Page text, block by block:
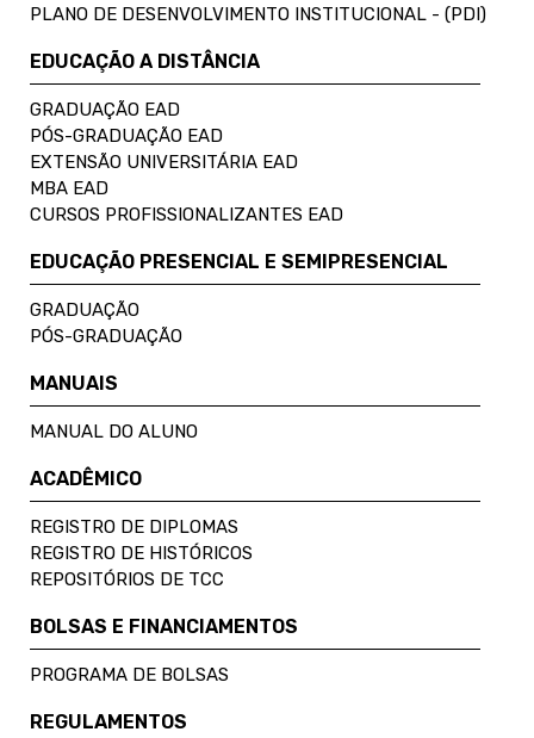
PLANO DE DESENVOLVIMENTO INSTITUCIONAL - (PDI)
EDUCAÇÃO A DISTÂNCIA
GRADUAÇÃO EAD
PÓS-GRADUAÇÃO EAD
EXTENSÃO UNIVERSITÁRIA EAD
MBA EAD
CURSOS PROFISSIONALIZANTES EAD
EDUCAÇÃO PRESENCIAL E SEMIPRESENCIAL
GRADUAÇÃO
PÓS-GRADUAÇÃO
MANUAIS
MANUAL DO ALUNO
ACADÊMICO
REGISTRO DE DIPLOMAS
REGISTRO DE HISTÓRICOS
REPOSITÓRIOS DE TCC
BOLSAS E FINANCIAMENTOS
PROGRAMA DE BOLSAS
REGULAMENTOS